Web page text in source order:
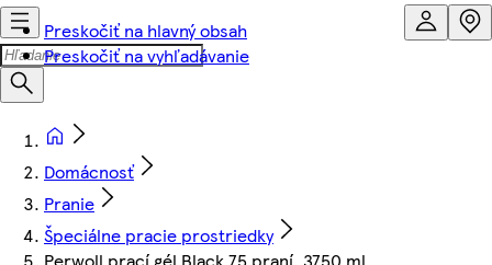
Preskočiť na hlavný obsah
Preskočiť na vyhľadávanie
Domácnosť
Pranie
Špeciálne pracie prostriedky